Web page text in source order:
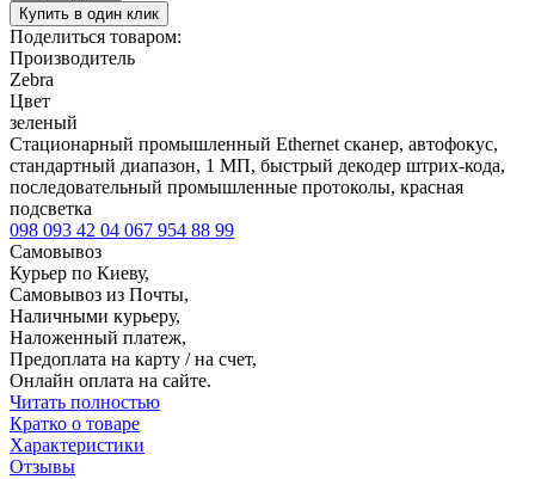
Купить в один клик
Поделиться товаром:
Производитель
Zebra
Цвет
зеленый
Стационарный промышленный Ethernet сканер, автофокус,
стандартный диапазон, 1 МП, быстрый декодер штрих-кода,
последовательный промышленные протоколы, красная
подсветка
098 093 42 04 067 954 88 99
Самовывоз
Курьер по Киеву,
Самовывоз из Почты,
Наличными курьеру,
Наложенный платеж,
Предоплата на карту / на счет,
Онлайн оплата на сайте.
Читать полностью
Кратко о товаре
Характеристики
Отзывы